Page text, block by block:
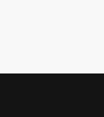
全球負責人」